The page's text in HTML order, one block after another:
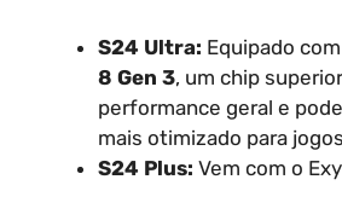
S24 Ultra: Equipado
8 Gen 3, um chip
performance geral e
mais otimizado para
S24 Plus: Vem com o